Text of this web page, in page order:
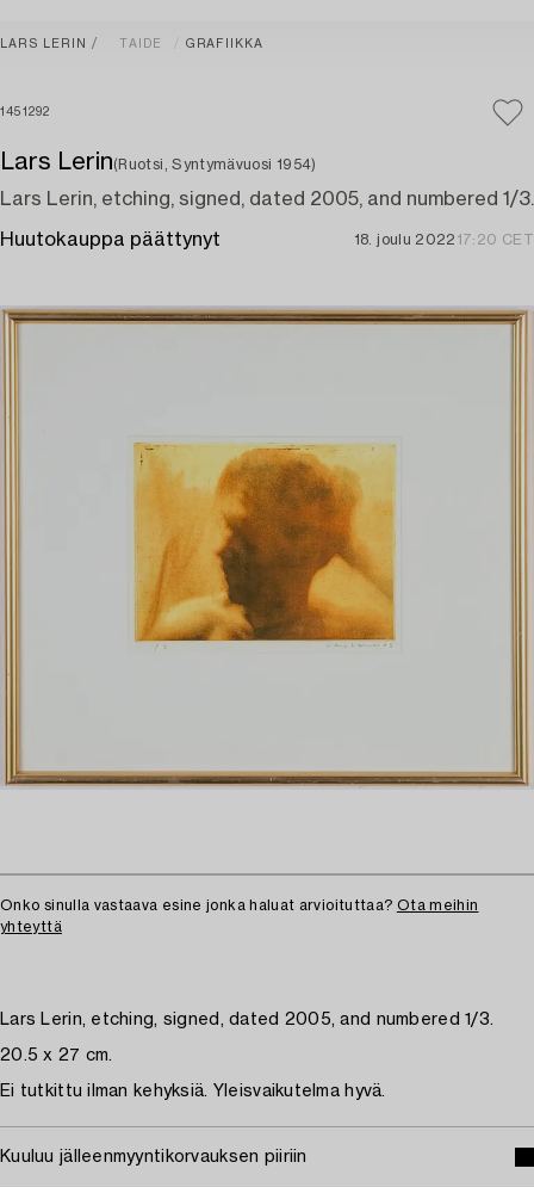
LARS LERIN TAIDE GRAFIIKKA
1451292
Lars Lerin(Ruotsi, Syntymävuosi 1954)
Lars Lerin, etching, signed, dated 2005, and numbered 1/3.
Huutokauppa päättynyt 18. joulu 2022 17:20 CET
Onko sinulla vastaava esine jonka haluat arvioituttaa? Ota meihin
yhteyttä
Lars Lerin, etching, signed, dated 2005, and numbered 1/3.
20.5 x 27 cm.
Ei tutkittu ilman kehyksiä. Yleisvaikutelma hyvä.
Kuuluu jälleenmyyntikorvauksen piiriin